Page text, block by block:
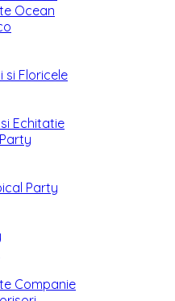
Ocean
si Floricele
Echitatie
Party
Companie